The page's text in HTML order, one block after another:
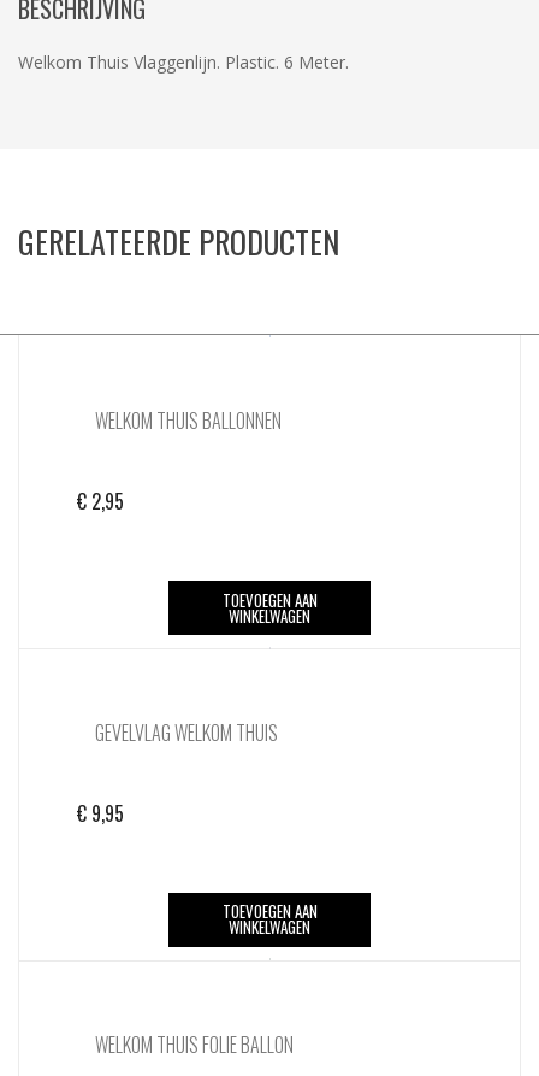
BESCHRIJVING
Welkom Thuis Vlaggenlijn. Plastic. 6 Meter.
GERELATEERDE PRODUCTEN
WELKOM THUIS BALLONNEN
€ 2,95
TOEVOEGEN AAN
WINKELWAGEN
GEVELVLAG WELKOM THUIS
€ 9,95
TOEVOEGEN AAN
WINKELWAGEN
WELKOM THUIS FOLIE BALLON